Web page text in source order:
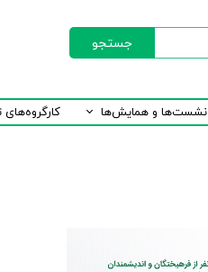
نشست‌ها و همایش‌ها
جستجو